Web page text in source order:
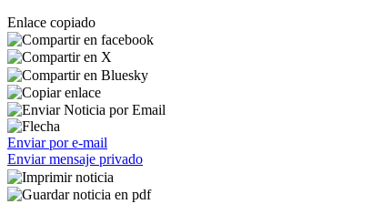
Enlace copiado
Enviar por e-mail
Enviar mensaje privado